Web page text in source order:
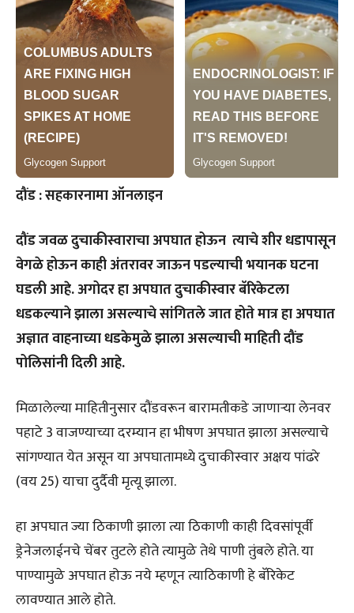
दौंड : सहकारनामा ऑनलाइन
दौंड जवळ दुचाकीस्वाराचा अपघात होऊन त्याचे शीर धडापासून
वेगळे होऊन काही अंतरावर जाऊन पडल्याची भयानक घटना
घडली आहे. अगोदर हा अपघात दुचाकीस्वार बॅरिकेटला
धडकल्याने झाला असल्याचे सांगितले जात होते मात्र हा अपघात
अज्ञात वाहनाच्या धडकेमुळे झाला असल्याची माहिती दौंड
पोलिसांनी दिली आहे.
मिळालेल्या माहितीनुसार दौंडवरून बारामतीकडे जाणार्‍या लेनवर
पहाटे 3 वाजण्याच्या दरम्यान हा भीषण अपघात झाला असल्याचे
सांगण्यात येत असून या अपघातामध्ये दुचाकीस्वार अक्षय पांढरे
(वय 25) याचा दुर्दैवी मृत्यू झाला.
हा अपघात ज्या ठिकाणी झाला त्या ठिकाणी काही दिवसांपूर्वी
ड्रेनेजलाईनचे चेंबर तुटले होते त्यामुळे तेथे पाणी तुंबले होते. या
पाण्यामुळे अपघात होऊ नये म्हणून त्याठिकाणी हे बॅरिकेट
लावण्यात आले होते.